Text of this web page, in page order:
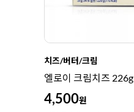
치즈/버터/크림
엘로이 크림치즈 226g
4,500원